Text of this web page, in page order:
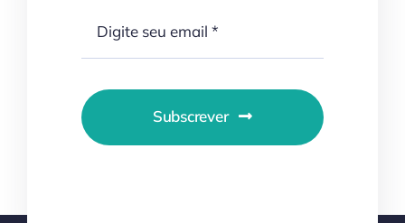
Subscrever